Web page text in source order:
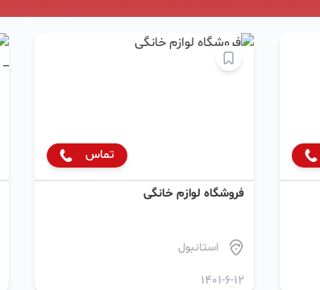
تماس
فروشگاه لوازم خانگی
استانبول
1401-6-12